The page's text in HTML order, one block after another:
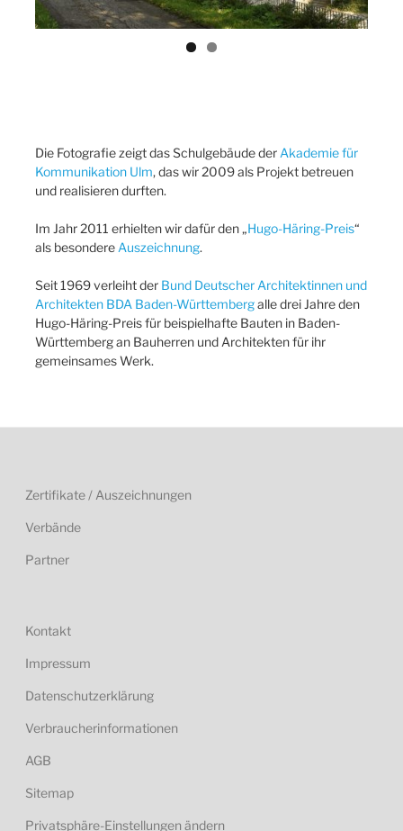
Die Fotografie zeigt das Schulgebäude der Akademie für
Kommunikation Ulm, das wir 2009 als Projekt betreuen
und realisieren durften.
Im Jahr 2011 erhielten wir dafür den „Hugo-Häring-Preis“
als besondere Auszeichnung.
Seit 1969 verleiht der Bund Deutscher Architektinnen und
Architekten BDA Baden-Württembergalle drei Jahre den
Hugo-Häring-Preis für beispielhafte Bauten in Baden-
Württemberg an Bauherren und Architekten für ihr
gemeinsames Werk.
Zertifikate / Auszeichnungen
Verbände
Partner
Kontakt
Impressum
Datenschutzerklärung
Verbraucherinformationen
AGB
Sitemap
Privatsphäre-Einstellungen ändern